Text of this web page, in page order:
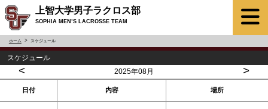
上智大学男子ラクロス部
SOPHIA MEN’S LACROSSE TEAM
ホーム スケジュール
スケジュール
< 2025年08月 >
日付 内容 場所